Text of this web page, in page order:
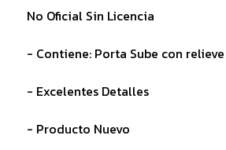
No Oficial Sin Licencia
- Contiene: Porta Sube con
- Excelentes Detalles
- Producto Nuevo